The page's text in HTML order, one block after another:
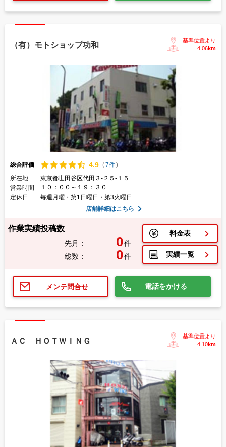
（有）モトショップ功和
基準位置より
4.06km
総合評価 4.9 (7件)
所在地
東京都世田谷区代田３-２５-１５
営業時間
１０：００～１９：３０
定休日
毎週月曜・第1日曜日・第3火曜日
店舗詳細はこちら
作業実績投稿数
先月： 0件
総数：
0件
料金表
実績一覧
メンテ問合せ 電話をかける
ＡＣ ＨＯＴＷＩＮＧ
基準位置より
4.10km